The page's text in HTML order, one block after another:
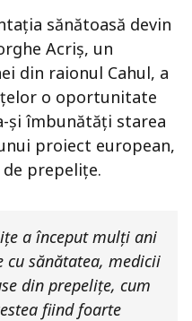
sănătoasă devin
Acriș, un
din raionul Cahul, a
o oportunitate
și îmbunătăți starea
proiect european,
prepelițe.
a început mulți ani
cu sănătatea, medicii
din prepelițe, cum
fiind foarte